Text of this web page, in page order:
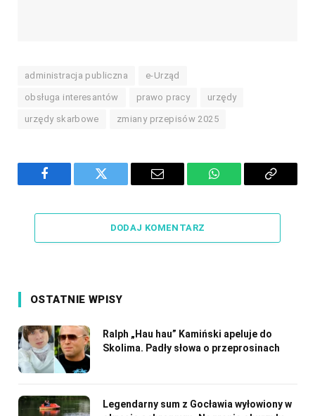
administracja publiczna e-Urząd
obsługa interesantów prawo pracy urzędy
urzędy skarbowe zmiany przepisów 2025
Facebook Twitter Email WhatsAppCopy
DODAJ KOMENTARZ
OSTATNIE WPISY
Ralph „Hau hau” Kamiński apeluje do
Skolima. Padły słowa o przeprosinach
Legendarny sum z Gocławia wyłowiony w